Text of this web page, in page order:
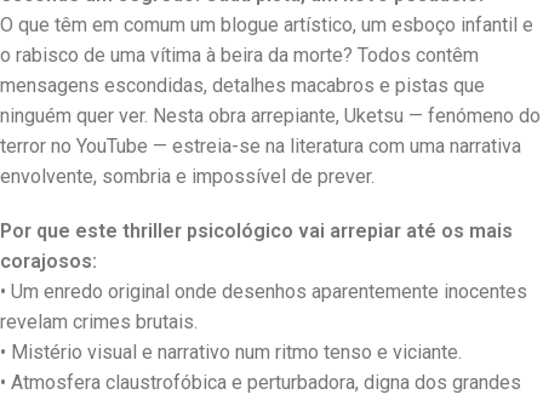
O que têm em comum um blogue artístico, um esboço infantil e
o rabisco de uma vítima à beira da morte? Todos contêm
mensagens escondidas, detalhes macabros e pistas que
ninguém quer ver. Nesta obra arrepiante, Uketsu — fenómeno do
terror no YouTube — estreia-se na literatura com uma narrativa
envolvente, sombria e impossível de prever.
Por que este thriller psicológico vai arrepiar até os mais
corajosos:
• Um enredo original onde desenhos aparentemente inocentes
revelam crimes brutais.
• Mistério visual e narrativo num ritmo tenso e viciante.
• Atmosfera claustrofóbica e perturbadora, digna dos grandes